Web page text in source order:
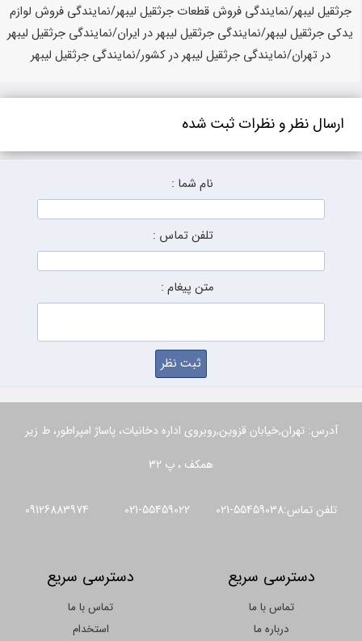
جرثقیل لیبهر/نمایندگی فروش قطعات جرثقیل لیبهر/نمایندگی فروش لوازم
یدکی جرثقیل لیبهر/نمایندگی جرثقیل لیبهر در ایران/نمایندگی جرثقیل لیبهر
در تهران/نمایندگی جرثقیل لیبهر در کشور/نمایندگی جرثقیل لیبهر
ارسال نظر و نظرات ثبت شده
نام شما :
تلفن تماس :
متن پیغام :
آدرس: تهران,خیابان قزوین,روبروی اداره دخانیات، پاساژ امپراطور، ط زیر
همکف ، پ 32
تلفن تماس:55459038-021 55459022-021 09126883974
دسترسی سریع
تماس با ما
درباره ما
دسترسی سریع
تماس با ما
استخدام